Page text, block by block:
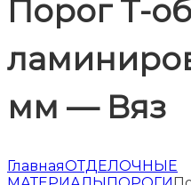
Порог Т-
мм — Вяз
ГлавнаяОТДЕЛОЧНЫЕ